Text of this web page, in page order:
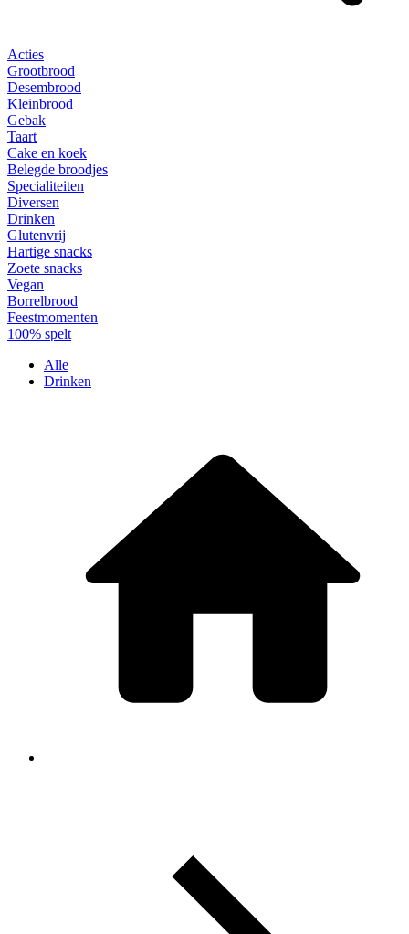
Acties
Grootbrood
Desembrood
Kleinbrood
Gebak
Taart
Cake en koek
Belegde broodjes
Specialiteiten
Diversen
Drinken
Glutenvrij
Hartige snacks
Zoete snacks
Vegan
Borrelbrood
Feestmomenten
100% spelt
Alle
Drinken